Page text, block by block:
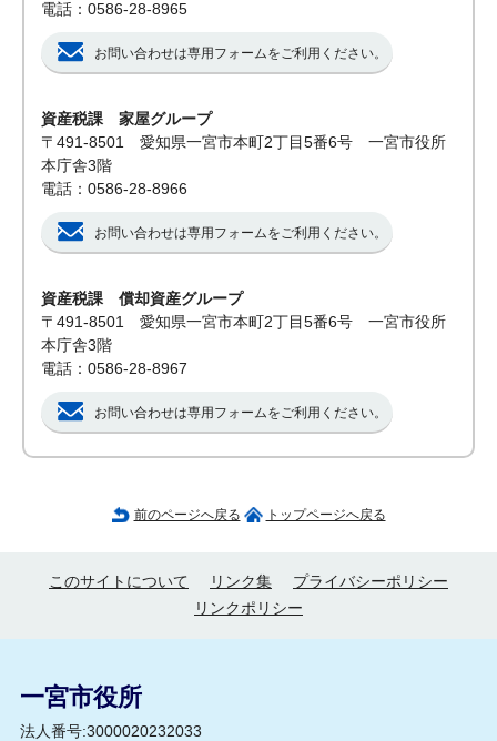
電話：0586-28-8965
お問い合わせは専用フォームをご利用ください。
資産税課 家屋グループ
〒491-8501 愛知県一宮市本町2丁目5番6号 一宮市役所
本庁舎3階
電話：0586-28-8966
お問い合わせは専用フォームをご利用ください。
資産税課 償却資産グループ
〒491-8501 愛知県一宮市本町2丁目5番6号 一宮市役所
本庁舎3階
電話：0586-28-8967
お問い合わせは専用フォームをご利用ください。
前のページへ戻る トップページへ戻る
このサイトについて リンク集
プライバシーポリシー
リンクポリシー
一宮市役所
法人番号:3000020232033